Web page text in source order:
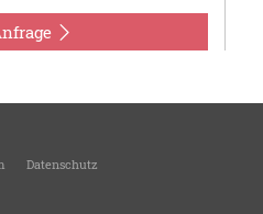
Datenschutz